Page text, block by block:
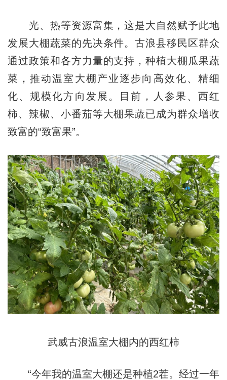
光、热等资源富集，这是大自然赋予此地
发展大棚蔬菜的先决条件。古浪县移民区群众
通过政策和各方力量的支持，种植大棚瓜果蔬
菜，推动温室大棚产业逐步向高效化、精细
化、规模化方向发展。目前，人参果、西红
柿、辣椒、小番茄等大棚果蔬已成为群众增收
致富的“致富果”。
武威古浪温室大棚内的西红柿
“今年我的温室大棚还是种植2茬。经过一年